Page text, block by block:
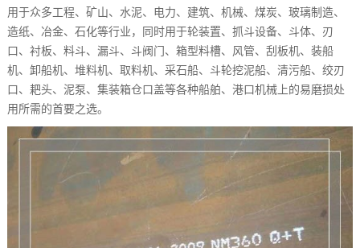
用于众多工程、矿山、水泥、电力、建筑、机械、煤炭、玻璃制造、
造纸、冶金、石化等行业，同时用于轮装置、抓斗设备、斗体、刃
口、衬板、料斗、漏斗、斗阀门、箱型料槽、风管、刮板机、装船
机、卸船机、堆料机、取料机、采石船、斗轮挖泥船、清污船、绞刃
口、耙头、泥泵、集装箱仓口盖等各种船舶、港口机械上的易磨损处
用所需的首要之选。